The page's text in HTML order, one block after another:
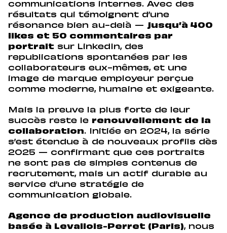
communications internes. Avec des
résultats qui témoignent d’une
résonance bien au-delà — jusqu’à 400
likes et 50 commentaires par
portrait sur LinkedIn, des
republications spontanées par les
collaborateurs eux-mêmes, et une
image de marque employeur perçue
comme moderne, humaine et exigeante.
Mais la preuve la plus forte de leur
succès reste le renouvellement de la
collaboration. Initiée en 2024, la série
s’est étendue à de nouveaux profils dès
2025 — confirmant que ces portraits
ne sont pas de simples contenus de
recrutement, mais un actif durable au
service d’une stratégie de
communication globale.
Agence de production audiovisuelle
basée à Levallois-Perret (Paris), nous